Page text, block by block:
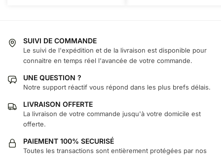
SUIVI DE COMMANDE
Le suivi de l'expédition et de la livraison est disponible pour
connaitre en temps réel l'avancée de votre commande.
UNE QUESTION ?
Notre support réactif vous répond dans les plus brefs délais.
LIVRAISON OFFERTE
La livraison de votre commande jusqu'à votre domicile est
offerte.
PAIEMENT 100% SECURISÉ
Toutes les transactions sont entièrement protégées par nos